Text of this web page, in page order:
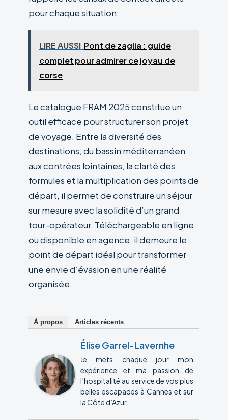
pour chaque situation.
LIRE AUSSI Pont de zaglia : guide
complet pour admirer ce joyau de
corse
Le catalogue FRAM 2025 constitue un
outil efficace pour structurer son projet
de voyage. Entre la diversité des
destinations, du bassin méditerranéen
aux contrées lointaines, la clarté des
formules et la multiplication des points de
départ, il permet de construire un séjour
sur mesure avec la solidité d’un grand
tour-opérateur. Téléchargeable en ligne
ou disponible en agence, il demeure le
point de départ idéal pour transformer
une envie d’évasion en une réalité
organisée.
À propos Articles récents
Élise Garrel-Lavernhe
Je mets chaque jour mon
expérience et ma passion de
l’hospitalité au service de vos plus
belles escapades à Cannes et sur
la Côte d’Azur.